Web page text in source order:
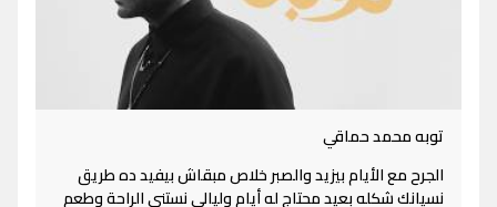
توبه محمد حماقي
الجرح مع الأيام بيزيد والصبر خلاص مبقاش بيفيد ده طريق
نسيانك شكله بعيد محتاج له أيام وليالي نستني الراحة وطعم